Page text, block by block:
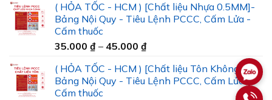
( HỎA TỐC - HCM ) [Chất liệu Nhựa 0.5MM]-
Bảng Nội Quy - Tiêu Lệnh PCCC, Cấm Lửa -
Cấm thuốc
35.000 ₫ – 45.000 ₫Khoảng
từ
35.000 ₫
( HỎA TỐC - HCM ) [Chất liệu Tôn Không Gỉ]-
Bảng Nội Quy - Tiêu Lệnh PCCC, Cấm Lửa -
Cấm thuốc